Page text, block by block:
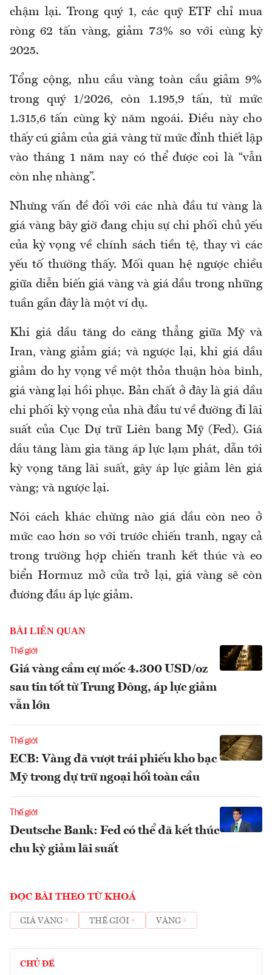
chậm lại. Trong quý 1, các quỹ ETF chỉ mua
ròng 62 tấn vàng, giảm 73% so với cùng kỳ
2025.
Tổng cộng, nhu cầu vàng toàn cầu giảm 9%
trong quý 1/2026, còn 1.195,9 tấn, từ mức
1.315,6 tấn cùng kỳ năm ngoái. Điều này cho
thấy cú giảm của giá vàng từ mức đỉnh thiết lập
vào tháng 1 năm nay có thể được coi là “vẫn
còn nhẹ nhàng”.
Nhưng vấn đề đối với các nhà đầu tư vàng là
giá vàng bây giờ đang chịu sự chi phối chủ yếu
của kỳ vọng về chính sách tiền tệ, thay vì các
yếu tố thường thấy. Mối quan hệ ngược chiều
giữa diễn biến giá vàng và giá dầu trong những
tuần gần đây là một ví dụ.
Khi giá dầu tăng do căng thẳng giữa Mỹ và
Iran, vàng giảm giá; và ngược lại, khi giá dầu
giảm do hy vọng về một thỏa thuận hòa bình,
giá vàng lại hồi phục. Bản chất ở đây là giá dầu
chi phối kỳ vọng của nhà đầu tư về đường đi lãi
suất của Cục Dự trữ Liên bang Mỹ (Fed). Giá
dầu tăng làm gia tăng áp lực lạm phát, dẫn tới
kỳ vọng tăng lãi suất, gây áp lực giảm lên giá
vàng; và ngược lại.
Nói cách khác chừng nào giá dầu còn neo ở
mức cao hơn so với trước chiến tranh, ngay cả
trong trường hợp chiến tranh kết thúc và eo
biển Hormuz mở cửa trở lại, giá vàng sẽ còn
đương đầu áp lực giảm.
BÀI LIÊN QUAN
Thế giới
Giá vàng cầm cự mốc 4.300 USD/oz
sau tin tốt từ Trung Đông, áp lực giảm
vẫn lớn
Thế giới
ECB: Vàng đã vượt trái phiếu kho bạc
Mỹ trong dự trữ ngoại hối toàn cầu
Thế giới
Deutsche Bank: Fed có thể đã kết thúc
chu kỳ giảm lãi suất
ĐỌC BÀI THEO TỪ KHOÁ
GIÁ VÀNG THẾ GIỚI VÀNG
CHỦ ĐỀ